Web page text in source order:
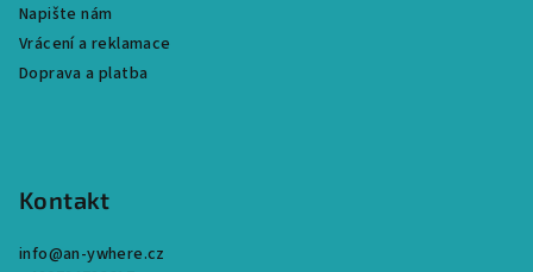
Napište nám
Vrácení a reklamace
Doprava a platba
Kontakt
info@an-ywhere.cz